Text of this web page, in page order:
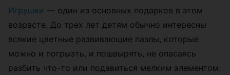
Игрушки — один из основных подарков в этом
возрасте. До трех лет детям обычно интересны
всякие цветные развивающие пазлы, которые
можно и погрызть, и пошвырять, не опасаясь
разбить что-то или подавиться мелким элементом.